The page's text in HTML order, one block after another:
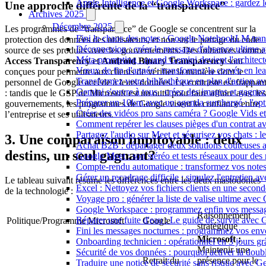
Apple Intelligence et Google Workspace : gardez
Archives 2025
Décembre 2025
Fini le chaos des notes : Google NotebookLM
Déconnexion : créer le message d'absence ultime
Méta-prompting : quand Gemini devient
Vœux de fin d'année : transformez la corvée en
Transformez votre bibliothèque en plan d'action
Gemini s'ouvre à tous : créez des images et
Préparer un 10km avec un agenda surchargé :
Créer des vidéos pro sans caméra ? Google Vids
Comment repérer les clauses pièges d'un contrat
Partagez l'audio sur Meet et sécurisez vos chats :
Achat B2B : départager deux solutions coûteuses
Google Meet : son stéréo et tests réseaux pour
Compte-rendu automatique : transformez vos
Gérer un recadrage difficile : simulez l'entretien
Excel : Nettoyez vos fichiers clients en une
Voyage pro : générer la liste de valise ultime avec
Google Workspace : programmez enfin vos
Réparer une fuite d'eau : Le guide de survie avec
Fini les messages nocturnes : programmez vos
Onboarding technicien : opérationnel en 3 jours
Sécurité de vos données : pourquoi activer la
Traduire une notice de sécurité sans risque avec
Une approche différente de la “transparence”
Les programmes de “transparence” de Google se concentrent sur la
protection des données des utilisateurs, et non sur le partage du code
source de ses produits avec les gouvernements. Des initiatives comme
Access TransparencyetAndroid Binary Transparencysont
conçues pour permettre aux clients de vérifier la manière dont le
personnel de Google accède à leurs données. Le contraste est frappant
: tandis que le GSP de Microsoft est un outil pour faire affaire avec les
gouvernements, les programmes de Google visent la confiance entre
l’entreprise et ses utilisateurs.
3. Une comparaison impitoyable : deux
destins, un seul gagnant?
Le tableau suivant résume les différences entre les deux mastodontes
de la technologie :
Politique/Programme Microsoft Google
Raisonnement
stratégique
Retrait du
Microsoft :
Maintenir une
présence pour le